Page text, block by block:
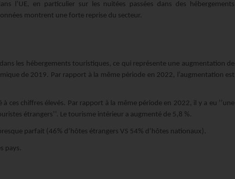
l’UE, en particulier sur les nuitées passées dans des hébergements
montrent une forte reprise du secteur.
les hébergements touristiques, ce qui représente une augmentation de
de 2019. Par rapport à la même période en 2022, l’augmentation est
chiffres élevés. Par rapport à la même période en 2022, il y a eu ’’une
étrangers’’. Le tourisme intérieur a augmenté de 5,8 %.
parfait (46% d’hôtes étrangers VS 54% d’hôtes nationaux).
pays.